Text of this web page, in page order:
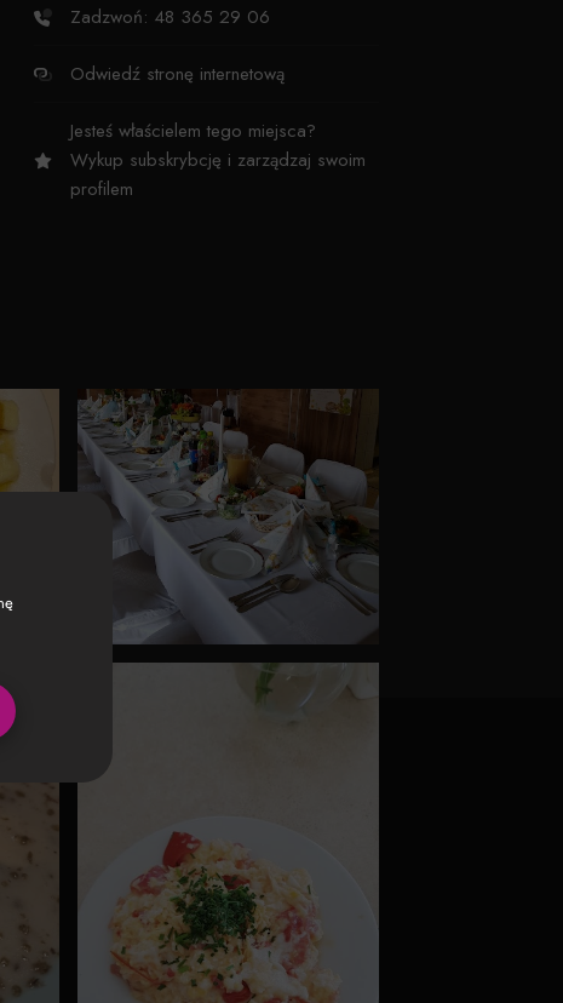
Zadzwoń: 48 365 29 06
Odwiedź stronę internetową
Jesteś właścielem tego miejsca?
Wykup subskrybcję i zarządzaj swoim
profilem